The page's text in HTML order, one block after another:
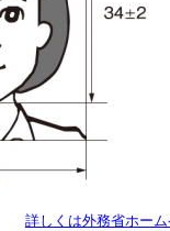
詳しくは外務省ホー